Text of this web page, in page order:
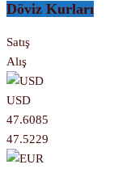
Döviz Kurları
Satış
Alış
USD
47.6085
47.5229